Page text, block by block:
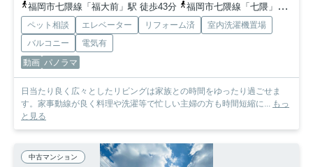
福岡市七隈線「福大前」駅 徒歩43分
福岡市七隈線「七隈」駅 徒歩52分
ペット相談 エレベーター リフォーム済
室内洗濯機置場
バルコニー
電気有
動画 パノラマ
日当たり良く広々としたリビングは家族との時間をゆったり過ごせま
す。家事動線が良く料理や洗濯等で忙しい主婦の方も時間短縮に... もっ
と見る
中古マンション